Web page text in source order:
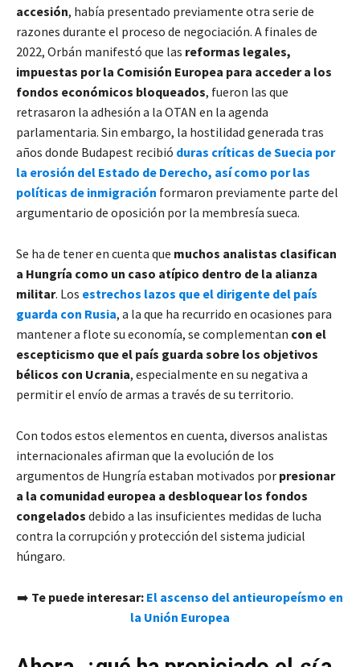
accesión, había presentado previamente otra serie de
razones durante el proceso de negociación. A finales de
2022, Orbán manifestó que las reformas legales,
impuestas por la Comisión Europea para acceder a los
fondos económicos bloqueados, fueron las que
retrasaron la adhesión a la OTAN en la agenda
parlamentaria. Sin embargo, la hostilidad generada tras
años donde Budapest recibió duras críticas de Suecia por
la erosión del Estado de Derecho, así como por las
políticas de inmigración formaron previamente parte del
argumentario de oposición por la membresía sueca.
Se ha de tener en cuenta que muchos analistas clasifican
a Hungría como un caso atípico dentro de la alianza
militar. Los estrechos lazos que el dirigente del país
guarda con Rusia, a la que ha recurrido en ocasiones para
mantener a flote su economía, se complementan con el
escepticismo que el país guarda sobre los objetivos
bélicos con Ucrania, especialmente en su negativa a
permitir el envío de armas a través de su territorio.
Con todos estos elementos en cuenta, diversos analistas
internacionales afirman que la evolución de los
argumentos de Hungría estaban motivados por presionar
a la comunidad europea a desbloquear los fondos
congelados debido a las insuficientes medidas de lucha
contra la corrupción y protección del sistema judicial
húngaro.
➡️ Te puede interesar: El ascenso del antieuropeísmo en
la Unión Europea